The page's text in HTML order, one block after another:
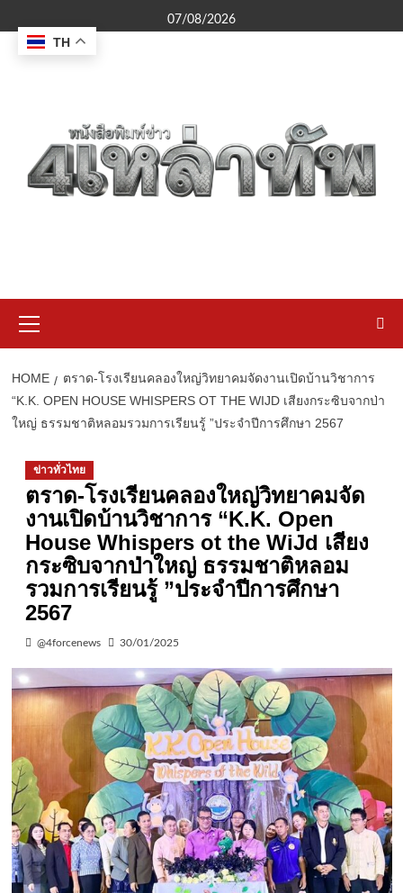
to
content
07/08/2026
Menu
HOME
ตราด-โรงเรียนคลองใหญ่วิทยาคมจัดงานเปิดบ้านวิชาการ
“K.K. OPEN HOUSE WHISPERS OT THE WIJD เสียงกระซิบจากป่า
ใหญ่ ธรรมชาติหลอมรวมการเรียนรู้ ”ประจําปีการศึกษา 2567
ข่าวทั่วไทย
ตราด-โรงเรียนคลองใหญ่วิทยาคมจัด
งานเปิดบ้านวิชาการ “K.K. Open
House Whispers ot the WiJd เสียง
กระซิบจากป่าใหญ่ ธรรมชาติหลอม
รวมการเรียนรู้ ”ประจําปีการศึกษา
2567
@4forcenews 30/01/2025
TH